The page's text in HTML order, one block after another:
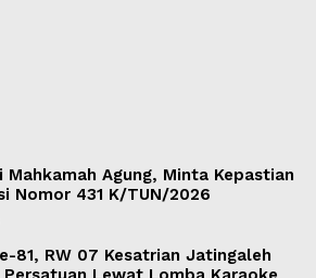
Mahkamah Agung, Minta Kepastian
Nomor 431 K/TUN/2026
81, RW 07 Kesatrian Jatingaleh